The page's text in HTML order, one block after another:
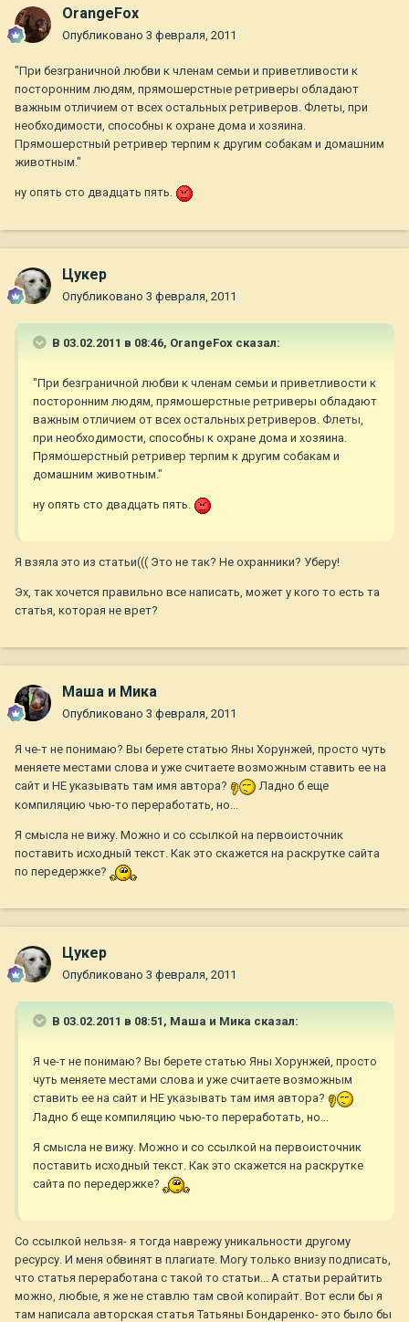
OrangeFox
Опубликовано 3 февраля, 2011
"При безграничной любви к членам семьи и приветливости к
посторонним людям, прямошерстные ретриверы обладают
важным отличием от всех остальных ретриверов. Флеты, при
необходимости, способны к охране дома и хозяина.
Прямошерстный ретривер терпим к другим собакам и домашним
животным."
ну опять сто двадцать пять.
Цукер
Опубликовано 3 февраля, 2011
В 03.02.2011 в 08:46, OrangeFox сказал:
"При безграничной любви к членам семьи и приветливости к
посторонним людям, прямошерстные ретриверы обладают
важным отличием от всех остальных ретриверов. Флеты,
при необходимости, способны к охране дома и хозяина.
Прямошерстный ретривер терпим к другим собакам и
домашним животным."
ну опять сто двадцать пять.
Я взяла это из статьи((( Это не так? Не охранники? Уберу!
Эх, так хочется правильно все написать, может у кого то есть та
статья, которая не врет?
Маша и Мика
Опубликовано 3 февраля, 2011
Я че-т не понимаю? Вы берете статью Яны Хорунжей, просто чуть
меняете местами слова и уже считаете возможным ставить ее на
сайт и НЕ указывать там имя автора?
Ладно б еще
компиляцию чью-то переработать, но...
Я смысла не вижу. Можно и со ссылкой на первоисточник
поставить исходный текст. Как это скажется на раскрутке сайта
по передержке?
Цукер
Опубликовано 3 февраля, 2011
В 03.02.2011 в 08:51, Маша и Мика сказал:
Я че-т не понимаю? Вы берете статью Яны Хорунжей, просто
чуть меняете местами слова и уже считаете возможным
ставить ее на сайт и НЕ указывать там имя автора?
Ладно б еще компиляцию чью-то переработать, но...
Я смысла не вижу. Можно и со ссылкой на первоисточник
поставить исходный текст. Как это скажется на раскрутке
сайта по передержке?
Со ссылкой нельзя- я тогда наврежу уникальности другому
ресурсу. И меня обвинят в плагиате. Могу только внизу подписать,
что статья переработана с такой то статьи... А статьи рерайтить
можно, любые, я же не ставлю там свой копирайт. Вот если бы я
там написала авторская статья Татьяны Бондаренко- это было бы